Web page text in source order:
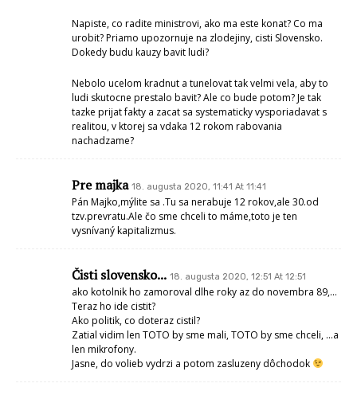
Napiste, co radite ministrovi, ako ma este konat? Co ma
urobit? Priamo upozornuje na zlodejiny, cisti Slovensko.
Dokedy budu kauzy bavit ludi?
Nebolo ucelom kradnut a tunelovat tak velmi vela, aby to
ludi skutocne prestalo bavit? Ale co bude potom? Je tak
tazke prijat fakty a zacat sa systematicky vysporiadavat s
realitou, v ktorej sa vdaka 12 rokom rabovania
nachadzame?
Pre majka 18. augusta 2020, 11:41 At 11:41
Pán Majko,mýlite sa .Tu sa nerabuje 12 rokov,ale 30.od
tzv.prevratu.Ale čo sme chceli to máme,toto je ten
vysnívaný kapitalizmus.
Čisti slovensko... 18. augusta 2020, 12:51 At 12:51
ako kotolnik ho zamoroval dlhe roky az do novembra 89,…
Teraz ho ide cistit?
Ako politik, co doteraz cistil?
Zatial vidim len TOTO by sme mali, TOTO by sme chceli, …a
len mikrofony.
Jasne, do volieb vydrzi a potom zasluzeny dôchodok